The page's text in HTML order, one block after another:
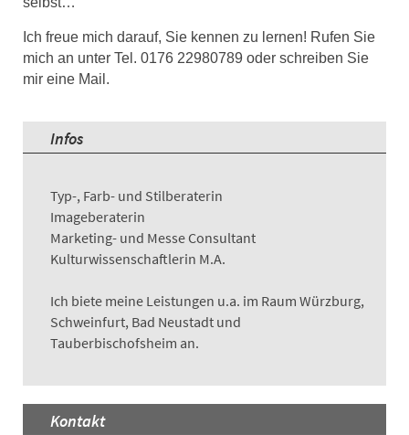
Ich freue mich darauf, Sie kennen zu lernen! Rufen Sie
mich an unter Tel. 0176 22980789 oder schreiben Sie
mir eine Mail.
Infos
Typ-, Farb- und Stilberaterin
Imageberaterin
Marketing- und Messe Consultant
Kulturwissenschaftlerin M.A.
Ich biete meine Leistungen u.a. im Raum Würzburg,
Schweinfurt, Bad Neustadt und
Tauberbischofsheim an.
Kontakt